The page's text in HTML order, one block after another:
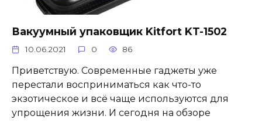
Вакуумный упаковщик Kitfort KT-1502
10.06.2021 0 86
Приветствую. Современные гаджеты уже
перестали восприниматься как что-то
экзотическое и всё чаще используются для
упрощения жизни. И сегодня на обзоре